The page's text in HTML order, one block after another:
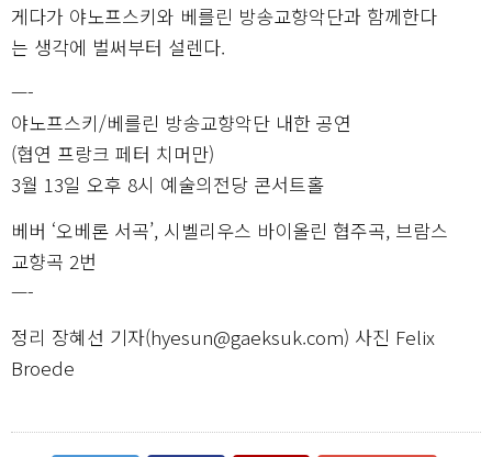
게다가 야노프스키와 베를린 방송교향악단과 함께한다
는 생각에 벌써부터 설렌다.
—-
야노프스키/베를린 방송교향악단 내한 공연
(협연 프랑크 페터 치머만)
3월 13일 오후 8시 예술의전당 콘서트홀
베버 ‘오베론 서곡’, 시벨리우스 바이올린 협주곡, 브람스
교향곡 2번
—-
정리 장혜선 기자(hyesun@gaeksuk.com) 사진 Felix
Broede